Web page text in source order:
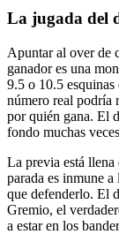
La jugada del
Apuntar al over de
ganador es una
9.5 o 10.5
número real podría
por quién gana. El
fondo muchas
La previa está llena
parada es inmune
que defenderlo. El
Gremio, el
a estar en los